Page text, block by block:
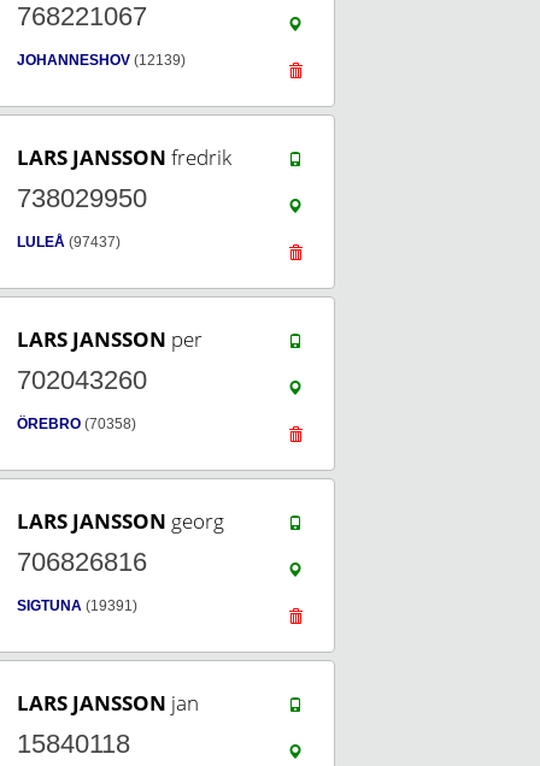
768221067
JOHANNESHOV (12139)
LARS JANSSON fredrik
738029950
LULEÅ (97437)
LARS JANSSON per
702043260
ÖREBRO (70358)
LARS JANSSON georg
706826816
SIGTUNA (19391)
LARS JANSSON jan
15840118